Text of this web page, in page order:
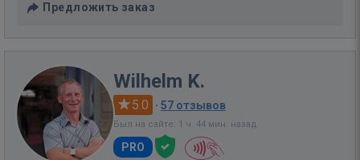
Предложить заказ
Wilhelm K.
5.0 · 57 отзывов
Был на сайте: 1 ч. 44 мин. назад
PRO